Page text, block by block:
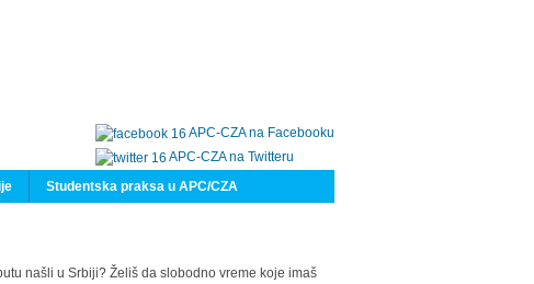
APC-CZA na Facebooku
APC-CZA na Twitteru
Studentska praksa u APC/CZA
našli u Srbiji? Želiš da slobodno vreme koje imaš